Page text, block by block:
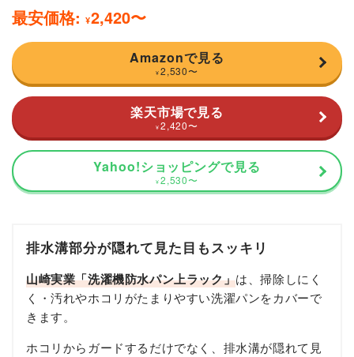
最安価格: ¥2,420〜
Amazonで見る
¥ 2,530〜
楽天市場で見る
¥ 2,420〜
Yahoo!ショッピングで見る
¥ 2,530〜
排水溝部分が隠れて見た目もスッキリ
山崎実業「洗濯機防水パン上ラック」は、掃除しにく
く・汚れやホコリがたまりやすい洗濯パンをカバーで
きます。
ホコリからガードするだけでなく、排水溝が隠れて見